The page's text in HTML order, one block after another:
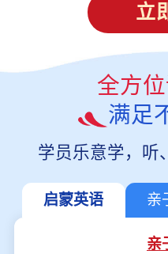
立
全方
满足
学员乐意学，听
启蒙英语 亲
亲